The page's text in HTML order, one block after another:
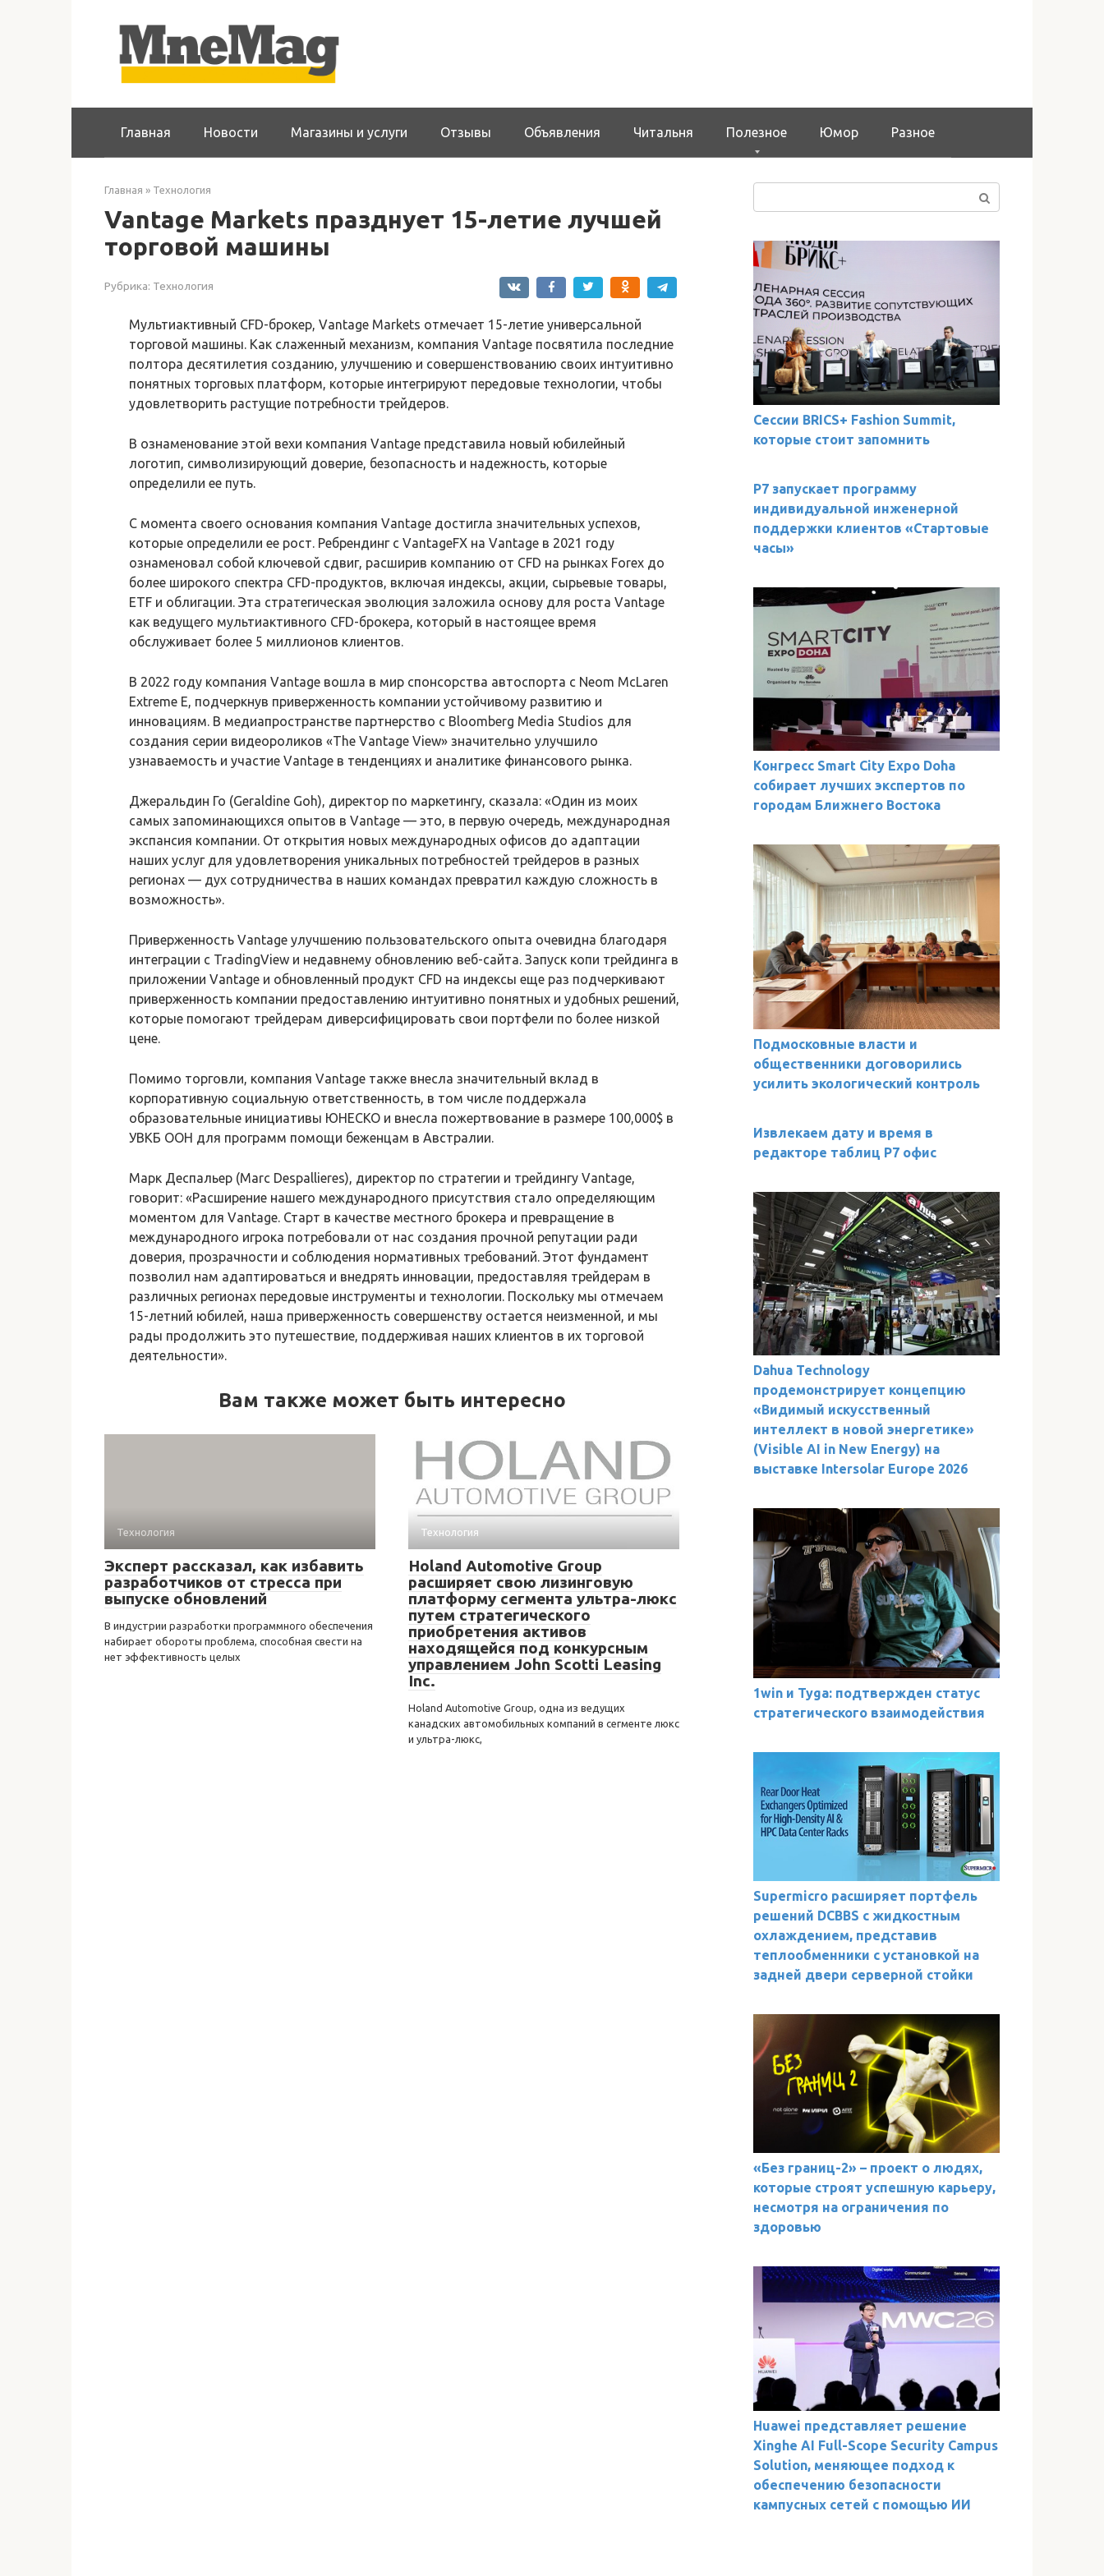
Главная Новости Магазины и услуги Отзывы Объявления Читальня Полезное Юмор Разное
Главная » Технология
Vantage Markets празднует 15-летие лучшей
торговой машины
Рубрика: Технология
Мультиактивный CFD-брокер, Vantage Markets отмечает 15-летие универсальной
торговой машины. Как слаженный механизм, компания Vantage посвятила последние
полтора десятилетия созданию, улучшению и совершенствованию своих интуитивно
понятных торговых платформ, которые интегрируют передовые технологии, чтобы
удовлетворить растущие потребности трейдеров.
В ознаменование этой вехи компания Vantage представила новый юбилейный
логотип, символизирующий доверие, безопасность и надежность, которые
определили ее путь.
С момента своего основания компания Vantage достигла значительных успехов,
которые определили ее рост. Ребрендинг с VantageFX на Vantage в 2021 году
ознаменовал собой ключевой сдвиг, расширив компанию от CFD на рынках Forex до
более широкого спектра CFD-продуктов, включая индексы, акции, сырьевые товары,
ETF и облигации. Эта стратегическая эволюция заложила основу для роста Vantage
как ведущего мультиактивного CFD-брокера, который в настоящее время
обслуживает более 5 миллионов клиентов.
В 2022 году компания Vantage вошла в мир спонсорства автоспорта с Neom McLaren
Extreme E, подчеркнув приверженность компании устойчивому развитию и
инновациям. В медиапространстве партнерство с Bloomberg Media Studios для
создания серии видеороликов «The Vantage View» значительно улучшило
узнаваемость и участие Vantage в тенденциях и аналитике финансового рынка.
Джеральдин Го (Geraldine Goh), директор по маркетингу, сказала: «Один из моих
самых запоминающихся опытов в Vantage — это, в первую очередь, международная
экспансия компании. От открытия новых международных офисов до адаптации
наших услуг для удовлетворения уникальных потребностей трейдеров в разных
регионах — дух сотрудничества в наших командах превратил каждую сложность в
возможность».
Приверженность Vantage улучшению пользовательского опыта очевидна благодаря
интеграции с TradingView и недавнему обновлению веб-сайта. Запуск копи трейдинга в
приложении Vantage и обновленный продукт CFD на индексы еще раз подчеркивают
приверженность компании предоставлению интуитивно понятных и удобных решений,
которые помогают трейдерам диверсифицировать свои портфели по более низкой
цене.
Помимо торговли, компания Vantage также внесла значительный вклад в
корпоративную социальную ответственность, в том числе поддержала
образовательные инициативы ЮНЕСКО и внесла пожертвование в размере 100,000$ в
УВКБ ООН для программ помощи беженцам в Австралии.
Марк Деспальер (Marc Despallieres), директор по стратегии и трейдингу Vantage,
говорит: «Расширение нашего международного присутствия стало определяющим
моментом для Vantage. Старт в качестве местного брокера и превращение в
международного игрока потребовали от нас создания прочной репутации ради
доверия, прозрачности и соблюдения нормативных требований. Этот фундамент
позволил нам адаптироваться и внедрять инновации, предоставляя трейдерам в
различных регионах передовые инструменты и технологии. Поскольку мы отмечаем
15-летний юбилей, наша приверженность совершенству остается неизменной, и мы
рады продолжить это путешествие, поддерживая наших клиентов в их торговой
деятельности».
Вам также может быть интересно
Технология
Эксперт рассказал, как избавить
разработчиков от стресса при
выпуске обновлений
В индустрии разработки программного обеспечения
набирает обороты проблема, способная свести на
нет эффективность целых
Технология
Holand Automotive Group
расширяет свою лизинговую
платформу сегмента ультра-люкс
путем стратегического
приобретения активов
находящейся под конкурсным
управлением John Scotti Leasing
Inc.
Holand Automotive Group, одна из ведущих
канадских автомобильных компаний в сегменте люкс
и ультра-люкс,
Сессии BRICS+ Fashion Summit,
которые стоит запомнить
Р7 запускает программу
индивидуальной инженерной
поддержки клиентов «Стартовые
часы»
Конгресс Smart City Expo Doha
собирает лучших экспертов по
городам Ближнего Востока
Подмосковные власти и
общественники договорились
усилить экологический контроль
Извлекаем дату и время в
редакторе таблиц Р7 офис
Dahua Technology
продемонстрирует концепцию
«Видимый искусственный
интеллект в новой энергетике»
(Visible AI in New Energy) на
выставке Intersolar Europe 2026
1win и Tyga: подтвержден статус
стратегического взаимодействия
Supermicro расширяет портфель
решений DCBBS с жидкостным
охлаждением, представив
теплообменники с установкой на
задней двери серверной стойки
«Без границ-2» – проект о людях,
которые строят успешную карьеру,
несмотря на ограничения по
здоровью
Huawei представляет решение
Xinghe AI Full-Scope Security Campus
Solution, меняющее подход к
обеспечению безопасности
кампусных сетей с помощью ИИ